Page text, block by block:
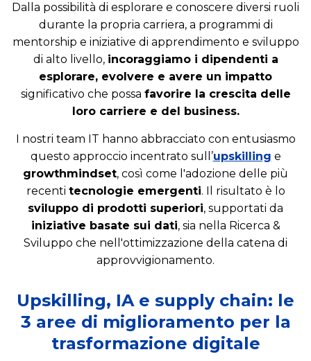
Dalla possibilità di esplorare e conoscere diversi ruoli
durante la propria carriera, a programmi di
mentorship e iniziative di apprendimento e sviluppo
di alto livello, incoraggiamo i dipendenti a
esplorare, evolvere e avere un impatto
significativo che possa favorire la crescita delle
loro carriere e del business.
I nostri team IT hanno abbracciato con entusiasmo
questo approccio incentrato sull’upskilling e
growthmindset, così come l'adozione delle più
recenti tecnologie emergenti. Il risultato è lo
sviluppo di prodotti superiori, supportati da
iniziative basate sui dati, sia nella Ricerca &
Sviluppo che nell'ottimizzazione della catena di
approvvigionamento.
Upskilling, IA e supply chain: le
3 aree di miglioramento per la
trasformazione digitale